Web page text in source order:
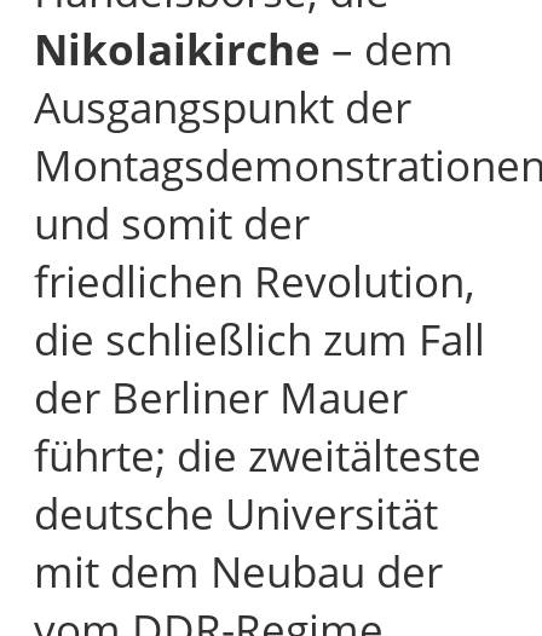
Nikolaikirche – dem
Ausgangspunkt der
und somit der
friedlichen Revolution,
die schließlich zum Fall
der Berliner Mauer
führte; die zweitälteste
deutsche Universität
mit dem Neubau der